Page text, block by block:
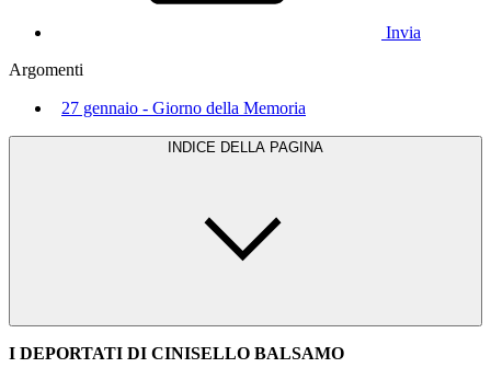
Invia
Argomenti
27 gennaio - Giorno della Memoria
INDICE DELLA PAGINA
I DEPORTATI DI CINISELLO BALSAMO